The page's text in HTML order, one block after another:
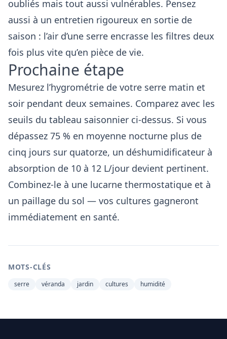
oubliés mais tout aussi vulnérables. Pensez
aussi à un entretien rigoureux en sortie de
saison : l’air d’une serre encrasse les filtres deux
fois plus vite qu’en pièce de vie.
Prochaine étape
Mesurez l’hygrométrie de votre serre matin et
soir pendant deux semaines. Comparez avec les
seuils du tableau saisonnier ci-dessus. Si vous
dépassez 75 % en moyenne nocturne plus de
cinq jours sur quatorze, un déshumidificateur à
absorption de 10 à 12 L/jour devient pertinent.
Combinez-le à une lucarne thermostatique et à
un paillage du sol — vos cultures gagneront
immédiatement en santé.
MOTS-CLÉS
serre véranda jardin cultures humidité